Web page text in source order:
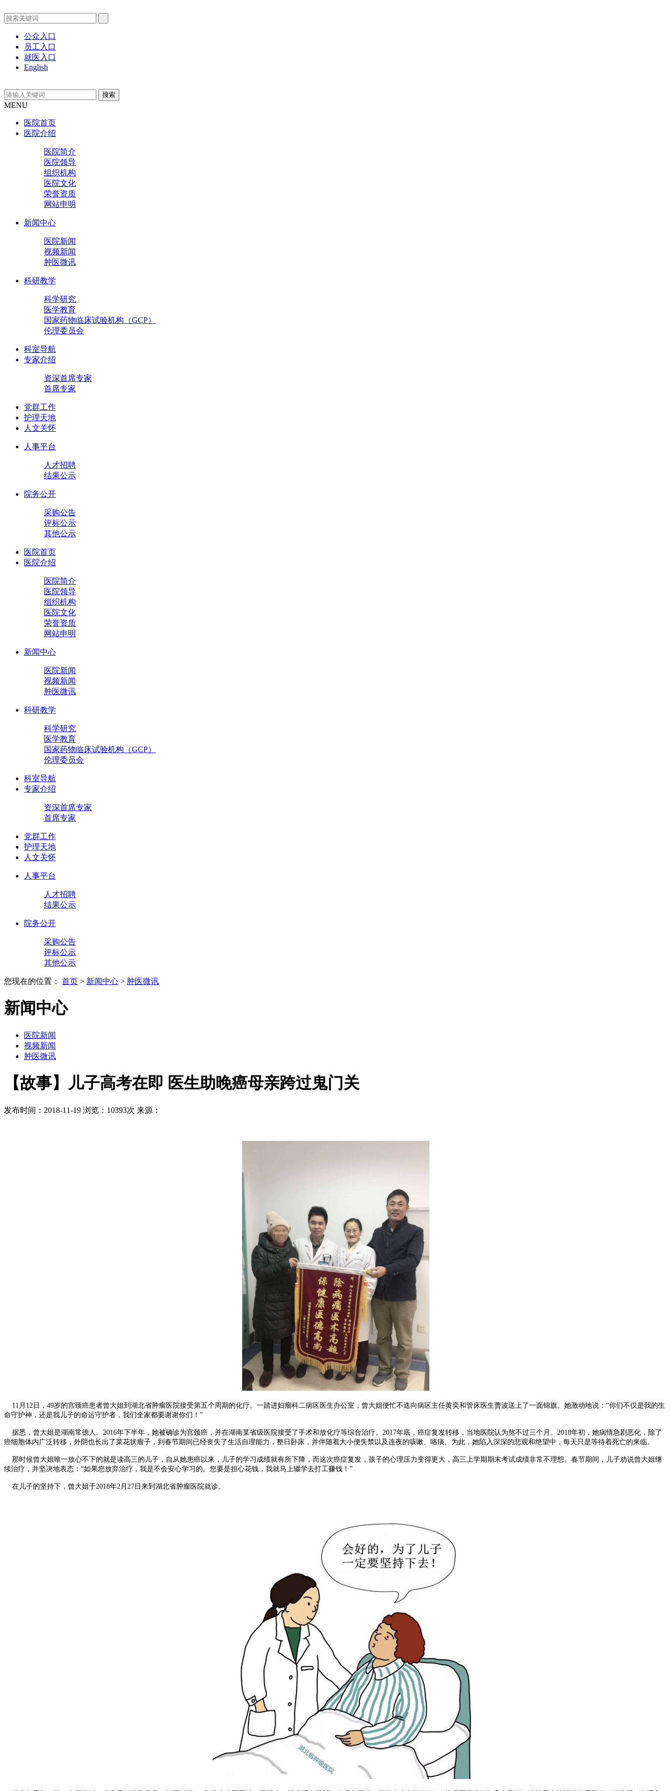
公众入口
员工入口
就医入口
English
MENU
医院首页
医院介绍
医院简介
医院领导
组织机构
医院文化
荣誉资质
网站申明
新闻中心
医院新闻
视频新闻
肿医微讯
科研教学
科学研究
医学教育
国家药物临床试验机构（GCP）
伦理委员会
科室导航
专家介绍
资深首席专家
首席专家
党群工作
护理天地
人文关怀
人事平台
人才招聘
结果公示
院务公开
采购公告
评标公示
其他公示
医院首页
医院介绍
医院简介
医院领导
组织机构
医院文化
荣誉资质
网站申明
新闻中心
医院新闻
视频新闻
肿医微讯
科研教学
科学研究
医学教育
国家药物临床试验机构（GCP）
伦理委员会
科室导航
专家介绍
资深首席专家
首席专家
党群工作
护理天地
人文关怀
人事平台
人才招聘
结果公示
院务公开
采购公告
评标公示
其他公示
您现在的位置： 首页 > 新闻中心 > 肿医微讯
新闻中心
医院新闻
视频新闻
肿医微讯
【故事】儿子高考在即 医生助晚癌母亲跨过鬼门关
发布时间：2018-11-19 浏览：10393次 来源：
11月12日，49岁的宫颈癌患者曾大姐到湖北省肿瘤医院接受第五个周期的化疗。一踏进妇瘤科二病区医生办公室，曾大姐便忙不迭向病区主任黄奕和管床医生曹波送上了一面锦旗。她激动地说：“你们不仅是我的生
命守护神，还是我儿子的命运守护者，我们全家都要谢谢你们！”
据悉，曾大姐是湖南常德人。2016年下半年，她被确诊为宫颈癌，并在湖南某省级医院接受了手术和放化疗等综合治疗。2017年底，癌症复发转移，当地医院认为熬不过三个月。2018年初，她病情急剧恶化，除了
癌细胞体内广泛转移，外阴也长出了菜花状瘤子，到春节期间已经丧失了生活自理能力，整日卧床，并伴随着大小便失禁以及连夜的咳嗽、咯痰。为此，她陷入深深的悲观和绝望中，每天只是等待着死亡的来临。
那时候曾大姐唯一放心不下的就是读高三的儿子，自从她患癌以来，儿子的学习成绩就有所下降，而这次癌症复发，孩子的心理压力变得更大，高三上学期期末考试成绩非常不理想。春节期间，儿子劝说曾大姐继
续治疗，并坚决地表态：“如果您放弃治疗，我是不会安心学习的。您要是担心花钱，我就马上辍学去打工赚钱！”
在儿子的坚持下，曾大姐于2018年2月27日来到湖北省肿瘤医院就诊。